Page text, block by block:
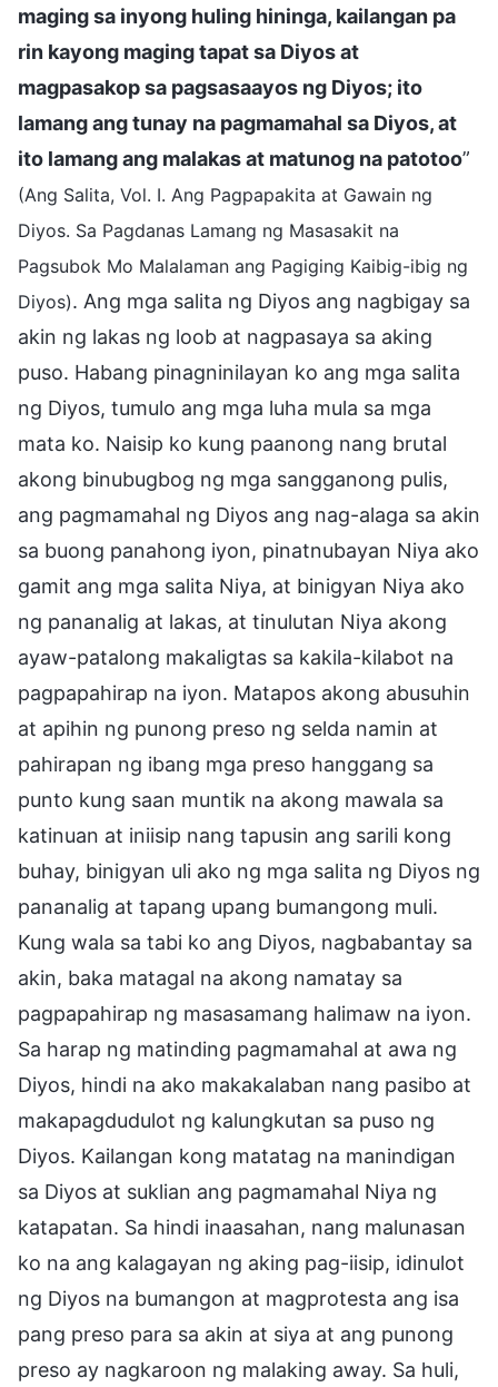
maging sa inyong huling hininga, kailangan pa
rin kayong maging tapat sa Diyos at
magpasakop sa pagsasaayos ng Diyos; ito
lamang ang tunay na pagmamahal sa Diyos, at
ito lamang ang malakas at matunog na patotoo”
(Ang Salita, Vol. I. Ang Pagpapakita at Gawain ng
Diyos. Sa Pagdanas Lamang ng Masasakit na
Pagsubok Mo Malalaman ang Pagiging Kaibig-ibig ng
Diyos). Ang mga salita ng Diyos ang nagbigay sa
akin ng lakas ng loob at nagpasaya sa aking
puso. Habang pinagninilayan ko ang mga salita
ng Diyos, tumulo ang mga luha mula sa mga
mata ko. Naisip ko kung paanong nang brutal
akong binubugbog ng mga sangganong pulis,
ang pagmamahal ng Diyos ang nag-alaga sa akin
sa buong panahong iyon, pinatnubayan Niya ako
gamit ang mga salita Niya, at binigyan Niya ako
ng pananalig at lakas, at tinulutan Niya akong
ayaw-patalong makaligtas sa kakila-kilabot na
pagpapahirap na iyon. Matapos akong abusuhin
at apihin ng punong preso ng selda namin at
pahirapan ng ibang mga preso hanggang sa
punto kung saan muntik na akong mawala sa
katinuan at iniisip nang tapusin ang sarili kong
buhay, binigyan uli ako ng mga salita ng Diyos ng
pananalig at tapang upang bumangong muli.
Kung wala sa tabi ko ang Diyos, nagbabantay sa
akin, baka matagal na akong namatay sa
pagpapahirap ng masasamang halimaw na iyon.
Sa harap ng matinding pagmamahal at awa ng
Diyos, hindi na ako makakalaban nang pasibo at
makapagdudulot ng kalungkutan sa puso ng
Diyos. Kailangan kong matatag na manindigan
sa Diyos at suklian ang pagmamahal Niya ng
katapatan. Sa hindi inaasahan, nang malunasan
ko na ang kalagayan ng aking pag-iisip, idinulot
ng Diyos na bumangon at magprotesta ang isa
pang preso para sa akin at siya at ang punong
preso ay nagkaroon ng malaking away. Sa huli,